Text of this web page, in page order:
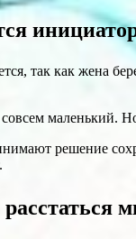
так как жена
маленький.
решение